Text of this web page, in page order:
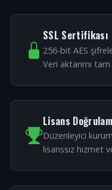
SSL Sertifikası
256-bit AES
Veri aktarımı tam
Lisans
Düzenleyici
lisanssız hizmet